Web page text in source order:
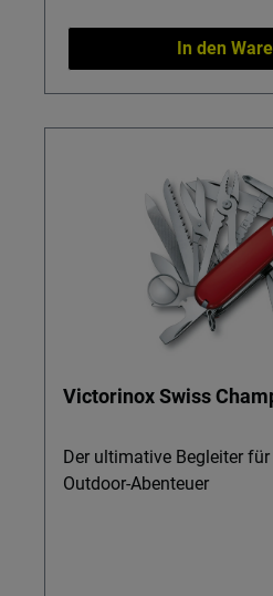
In den
Victorinox Swiss
Der ultimative Begleiter
Outdoor-Abenteuer